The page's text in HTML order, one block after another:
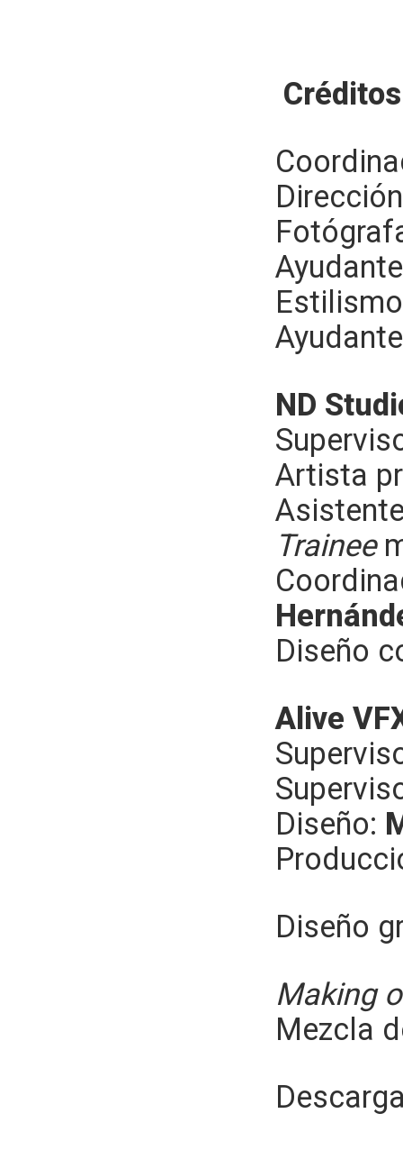
ND
Artista
Trainee
Diseño
Alive
Diseño:
Diseño
Making
Mezcla